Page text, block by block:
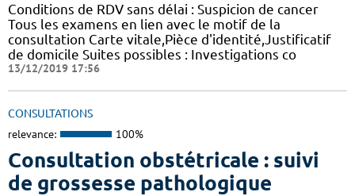
Conditions de RDV sans délai : Suspicion de cancer
Tous les examens en lien avec le motif de la
consultation Carte vitale,Pièce d'identité,Justificatif
de domicile Suites possibles : Investigations co
13/12/2019 17:56
CONSULTATIONS
relevance: 100%
Consultation obstétricale : suivi
de grossesse pathologique